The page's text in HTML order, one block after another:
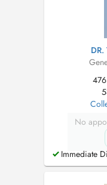
DR.
No
Immediate